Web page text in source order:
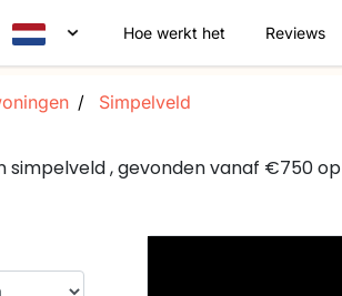
Hoe werkt het Reviews
Simpelveld
simpelveld , gevonden vanaf €750 op